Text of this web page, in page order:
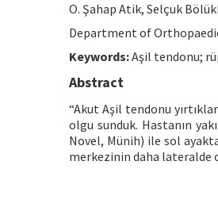
O. Şahap Atik, Selçuk
Department of
Keywords:Aşil tendonu;
Abstract
“Akut Aşil tendonu
olgu sunduk. Hastanın
Novel, Münih) ile sol
merkezinin daha lateralde